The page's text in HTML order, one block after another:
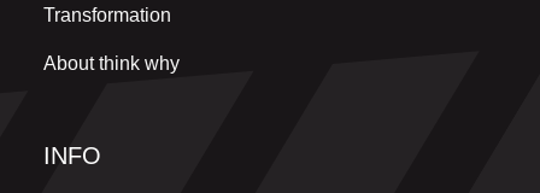
Transformation
About think why
INFO